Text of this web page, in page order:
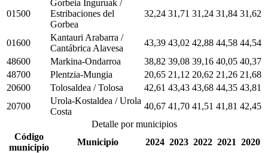
01500
Gorbeia Inguruak /
Estribaciones del
Gorbea
32,24 31,71 31,24 31,84 31,62
01600
Kantauri Arabarra /
Cantábrica Alavesa
43,39 43,02 42,88 44,58 44,54
48600
Markina-Ondarroa 38,82 39,08 39,16 40,05 40,37
48700
Plentzia-Mungia 20,65 21,12 20,62 21,26 21,68
20600
Tolosaldea / Tolosa 42,61 43,43 43,68 44,35 43,81
20700
Urola-Kostaldea / Urola
Costa
40,67 41,70 41,51 41,81 42,45
Detalle por municipios
Código
municipio
Municipio 2024 2023 2022 2021 2020